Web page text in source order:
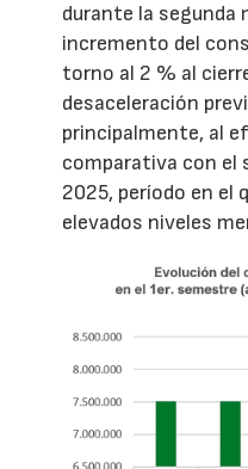
durante la segunda
incremento del
torno al 2 % al
desaceleración
principalmente, al
comparativa con el
2025, período en el
elevados niveles